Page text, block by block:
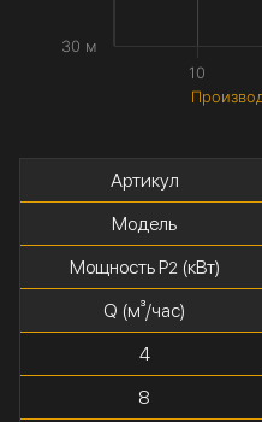
10
30 м
Артикул
Модель
Мощность P2 (кВт)
Q (м³/час)
4
8